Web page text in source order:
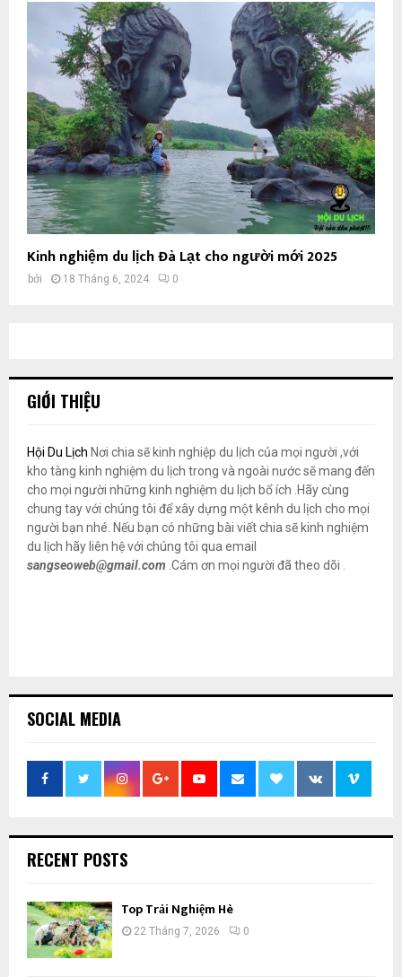
Kinh nghiệm du lịch Đà Lạt cho người mới 2025
bởi 18 Tháng 6, 2024 0
GIỚI THIỆU
Hội Du Lịch Nơi chia sẽ kinh nghiệp du lịch của mọi người ,với
kho tàng kinh nghiệm du lịch trong và ngoài nước sẽ mang đến
cho mọi người những kinh nghiệm du lịch bổ ích .Hãy cùng
chung tay với chúng tôi để xây dựng một kênh du lịch cho mọi
người bạn nhé. Nếu bạn có những bài viết chia sẽ kinh nghiệm
du lịch hãy liên hệ với chúng tôi qua email
sangseoweb@gmail.com .Cám ơn mọi người đã theo dõi .
SOCIAL MEDIA
RECENT POSTS
Top Trải Nghiệm Hè
22 Tháng 7, 2026 0